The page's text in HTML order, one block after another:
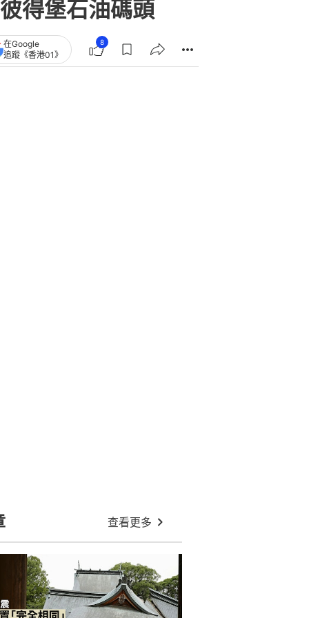
斷層位置與10年前完全相同
再爆大地震
逼脫至全裸火燒體毛 日女找朋友殘
酷虐死前男友 主犯判無期徒刑